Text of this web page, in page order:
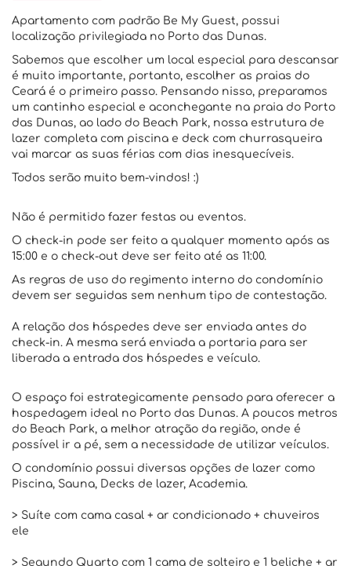
Apartamento com padrão Be My Guest, possui
localização privilegiada no Porto das Dunas.
Sabemos que escolher um local especial para descansar
é muito importante, portanto, escolher as praias do
Ceará é o primeiro passo. Pensando nisso, preparamos
um cantinho especial e aconchegante na praia do Porto
das Dunas, ao lado do Beach Park, nossa estrutura de
lazer completa com piscina e deck com churrasqueira
vai marcar as suas férias com dias inesquecíveis.
Todos serão muito bem-vindos! :)
Não é permitido fazer festas ou eventos.
O check-in pode ser feito a qualquer momento após as
15:00 e o check-out deve ser feito até as 11:00.
As regras de uso do regimento interno do condomínio
devem ser seguidas sem nenhum tipo de contestação.
A relação dos hóspedes deve ser enviada antes do
check-in. A mesma será enviada a portaria para ser
liberada a entrada dos hóspedes e veículo.
O espaço foi estrategicamente pensado para oferecer a
hospedagem ideal no Porto das Dunas. A poucos metros
do Beach Park, a melhor atração da região, onde é
possível ir a pé, sem a necessidade de utilizar veículos.
O condomínio possui diversas opções de lazer como
Piscina, Sauna, Decks de lazer, Academia.
> Suíte com cama casal + ar condicionado + chuveiros
ele
> Segundo Quarto com 1 cama de solteiro e 1 beliche + ar